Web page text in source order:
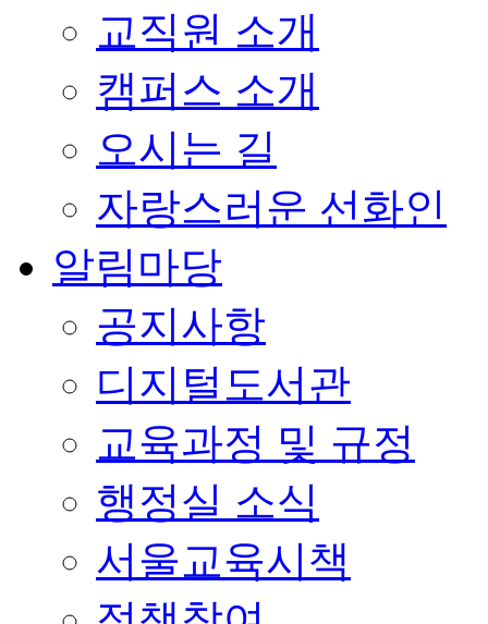
교직원 소개
캠퍼스 소개
오시는 길
자랑스러운 선화인
알림마당
공지사항
디지털도서관
교육과정 및 규정
행정실 소식
서울교육시책